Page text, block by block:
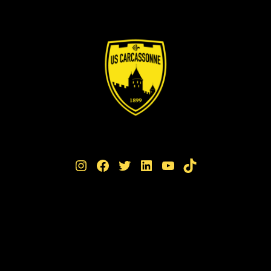
Instagram Facebook Twitter LinkedIn YouTube TikTok